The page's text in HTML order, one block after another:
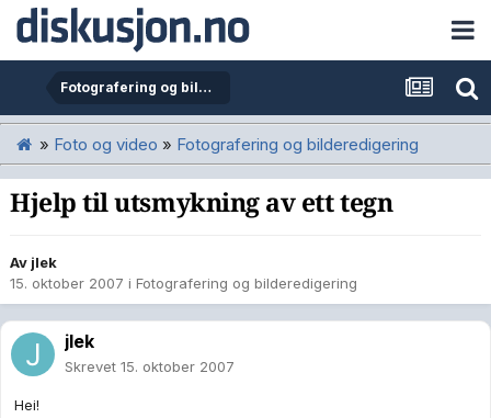
Fotografering og bilderedigering
» Foto og video » Fotografering og bilderedigering
Hjelp til utsmykning av ett tegn
Av jlek
15. oktober 2007 i Fotografering og bilderedigering
jlek
Skrevet 15. oktober 2007
Hei!